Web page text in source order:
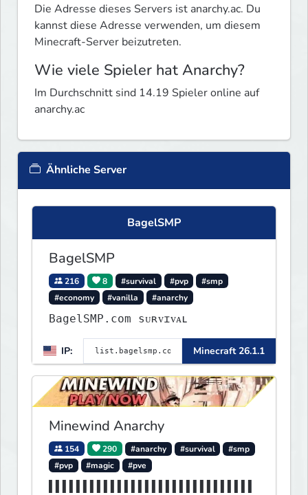
Die Adresse dieses Servers ist anarchy.ac. Du
kannst diese Adresse verwenden, um diesem
Minecraft-Server beizutreten.
Wie viele Spieler hat Anarchy?
Im Durchschnitt sind 14.19 Spieler online auf
anarchy.ac
Ähnliche Server
BagelSMP
BagelSMP
216 8 #survival #pvp
#smp
#economy
#vanilla #anarchy
BagelSMP.com ѕᴜʀᴠɪᴠᴀʟ
IP: Minecraft 26.1.1
Minewind Anarchy
154 290 #anarchy #survival
#smp
#pvp
#magic #pve